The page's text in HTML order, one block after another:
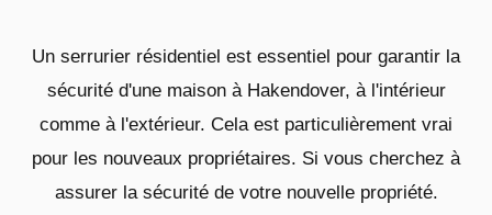
Un serrurier résidentiel est essentiel pour garantir la
sécurité d'une maison à Hakendover, à l'intérieur
comme à l'extérieur. Cela est particulièrement vrai
pour les nouveaux propriétaires. Si vous cherchez à
assurer la sécurité de votre nouvelle propriété.